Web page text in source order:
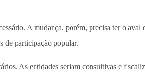
A mudança, porém, precisa ter o
de participação popular.
As entidades seriam consultivas e